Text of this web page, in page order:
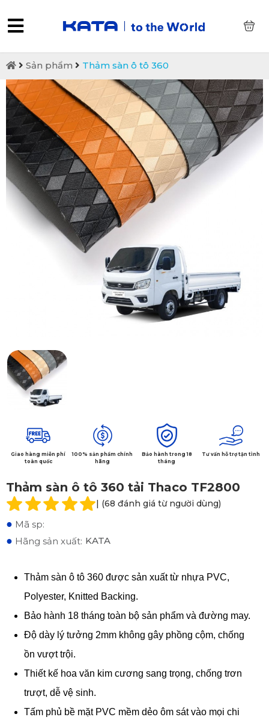
Sản phẩm Thảm sàn ô tô 360
Giao hàng miễn phí
toàn quốc
100% sản phẩm chính
hãng
Bảo hành trong 18
tháng
Tư vấn hỗ trợ tận tình
Thảm sàn ô tô 360 tải Thaco TF2800
| (68 đánh giá từ người dùng)
● Mã sp:
● Hãng sản xuất: KATA
Thảm sàn ô tô 360 được sản xuất từ nhựa PVC,
Polyester, Knitted Backing.
Bảo hành 18 tháng toàn bộ sản phẩm và đường may.
Độ dày lý tưởng 2mm không gây phồng cộm, chống
ồn vượt trội.
Thiết kế hoa văn kim cương sang trọng, chống trơn
trượt, dễ vệ sinh.
Tấm phủ bề mặt PVC mềm dẻo ôm sát vào mọi chi